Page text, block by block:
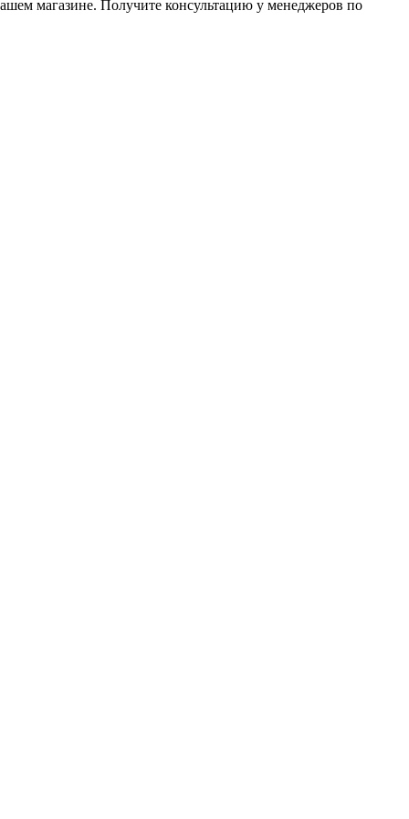
магазине. Получите консультацию у менеджеров по